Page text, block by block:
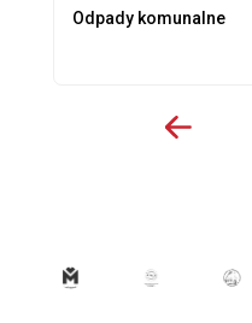
Odpady komunalne